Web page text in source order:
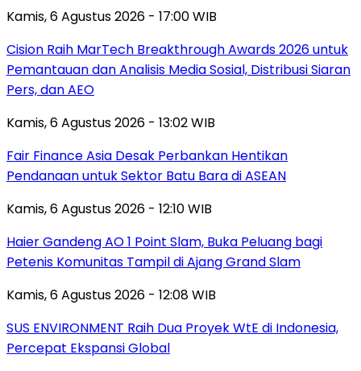
Kamis, 6 Agustus 2026 - 17:00 WIB
Cision Raih MarTech Breakthrough Awards 2026 untuk
Pemantauan dan Analisis Media Sosial, Distribusi Siaran
Pers, dan AEO
Kamis, 6 Agustus 2026 - 13:02 WIB
Fair Finance Asia Desak Perbankan Hentikan
Pendanaan untuk Sektor Batu Bara di ASEAN
Kamis, 6 Agustus 2026 - 12:10 WIB
Haier Gandeng AO 1 Point Slam, Buka Peluang bagi
Petenis Komunitas Tampil di Ajang Grand Slam
Kamis, 6 Agustus 2026 - 12:08 WIB
SUS ENVIRONMENT Raih Dua Proyek WtE di Indonesia,
Percepat Ekspansi Global